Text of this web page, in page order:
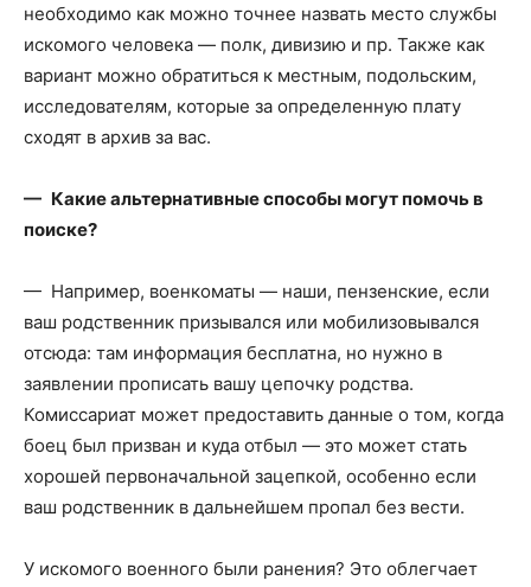
необходимо как можно точнее назвать место службы
искомого человека — полк, дивизию и пр. Также как
вариант можно обратиться к местным, подольским,
исследователям, которые за определенную плату
сходят в архив за вас.
— Какие альтернативные способы могут помочь в
поиске?
— Например, военкоматы — наши, пензенские, если
ваш родственник призывался или мобилизовывался
отсюда: там информация бесплатна, но нужно в
заявлении прописать вашу цепочку родства.
Комиссариат может предоставить данные о том, когда
боец был призван и куда отбыл — это может стать
хорошей первоначальной зацепкой, особенно если
ваш родственник в дальнейшем пропал без вести.
У искомого военного были ранения? Это облегчает